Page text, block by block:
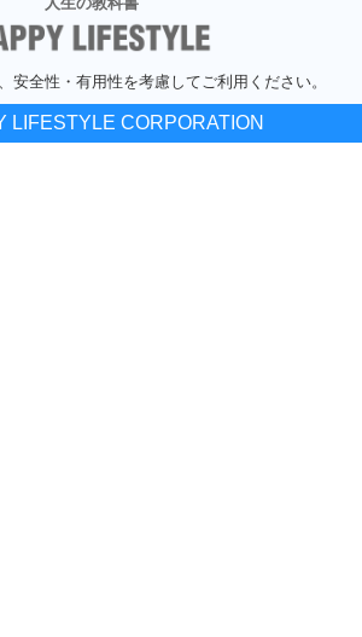
安全性・有用性を考慮してご利用ください。
LIFESTYLE CORPORATION